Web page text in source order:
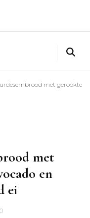
met gerookte
met
en
ei
0